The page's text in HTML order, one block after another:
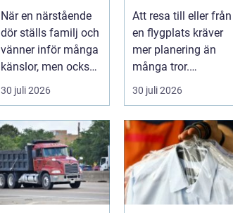
avsked formas
När en närstående
dör ställs familj och
vänner inför många
känslor, men också
praktiska beslut. En
b...
30 juli 2026
trygg och
smidig
Att resa till eller från
en flygplats kräver
mer planering än
många tror.
Flygtider, packning,
säker...
30 juli 2026